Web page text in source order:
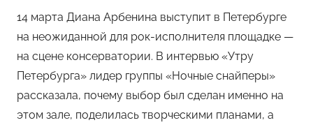
т
о
р
о
м
Х
14 марта Диана Арбенина выступит в Петербурге
на неожиданной для рок-исполнителя площадке —
на сцене консерватории. В интервью «Утру
Петербурга» лидер группы «Ночные снайперы»
рассказала, почему выбор был сделан именно на
этом зале, поделилась творческими планами, а